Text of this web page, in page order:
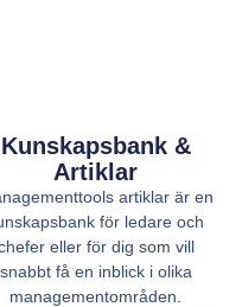
Kunskapsbank &
Artiklar
artiklar är en
för ledare och
eller för dig som vill
snabbt få en inblick i olika
managementområden.